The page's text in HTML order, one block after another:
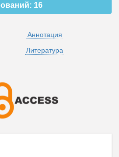
16
Аннотация
Литература